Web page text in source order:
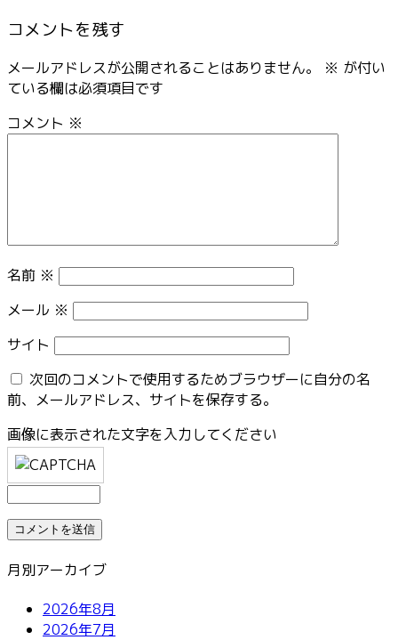
コメントを残す
メールアドレスが公開されることはありません。 ※ が付い
ている欄は必須項目です
コメント ※
名前 ※
メール ※
サイト
次回のコメントで使用するためブラウザーに自分の名
前、メールアドレス、サイトを保存する。
画像に表示された文字を入力してください
月別アーカイブ
2026年8月
2026年7月